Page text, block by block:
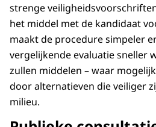
strenge
het middel met de kandidaat
maakt de procedure simpeler
vergelijkende evaluatie sneller
zullen middelen – waar
door alternatieven die veiliger
milieu.